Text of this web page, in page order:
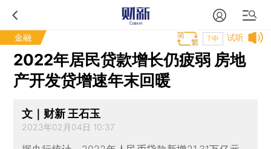
金融 试听
T中
2022年居民贷款增长仍疲弱 房地
产开发贷增速年末回暖
文｜财新 王石玉
2023年02月04日 10:37